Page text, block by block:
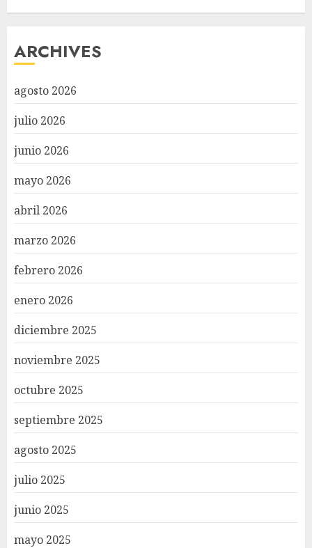
ARCHIVES
agosto 2026
julio 2026
junio 2026
mayo 2026
abril 2026
marzo 2026
febrero 2026
enero 2026
diciembre 2025
noviembre 2025
octubre 2025
septiembre 2025
agosto 2025
julio 2025
junio 2025
mayo 2025